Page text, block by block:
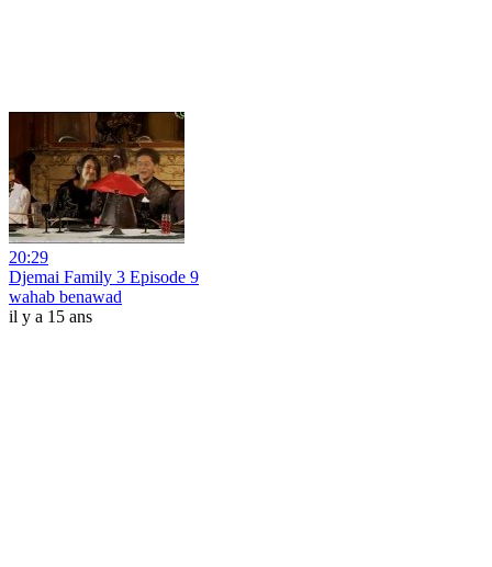
20:29
Djemai Family 3 Episode 9
wahab benawad
il y a 15 ans